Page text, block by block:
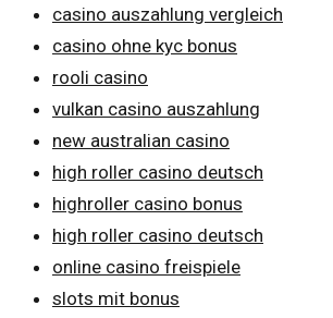
casino auszahlung vergleich
casino ohne kyc bonus
rooli casino
vulkan casino auszahlung
new australian casino
high roller casino deutsch
highroller casino bonus
high roller casino deutsch
online casino freispiele
slots mit bonus